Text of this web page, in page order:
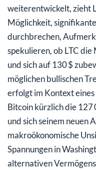
weiterentwickelt, zieht
Möglichkeit,
durchbrechen,
spekulieren, ob LTC
und sich auf 130 $
möglichen bullischen
erfolgt im Kontext
Bitcoin kürzlich die
und sich seinem neuen
makroökonomische
Spannungen in
alternativen